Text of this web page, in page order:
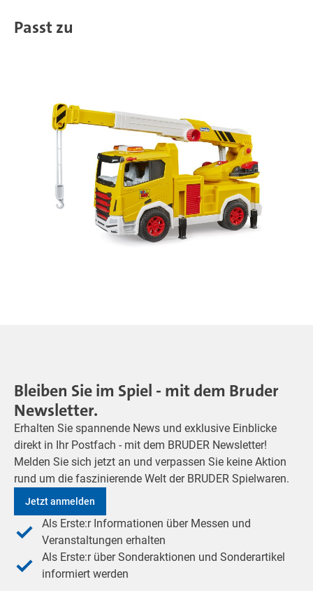
Passt zu
Bleiben Sie im Spiel - mit dem Bruder
Newsletter.
Erhalten Sie spannende News und exklusive Einblicke
direkt in Ihr Postfach - mit dem BRUDER Newsletter!
Melden Sie sich jetzt an und verpassen Sie keine Aktion
rund um die faszinierende Welt der BRUDER Spielwaren.
Jetzt anmelden
Als Erste:r Informationen über Messen und
Veranstaltungen erhalten
Als Erste:r über Sonderaktionen und Sonderartikel
informiert werden